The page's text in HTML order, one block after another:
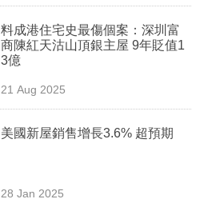
料成港住宅史最傷個案：深圳富
商陳紅天沽山頂銀主屋 9年貶值1
3億
21 Aug 2025
美國新屋銷售增長3.6% 超預期
28 Jan 2025